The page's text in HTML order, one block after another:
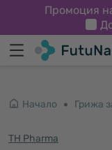
Промоция
Начало Грижа
TH Pharma